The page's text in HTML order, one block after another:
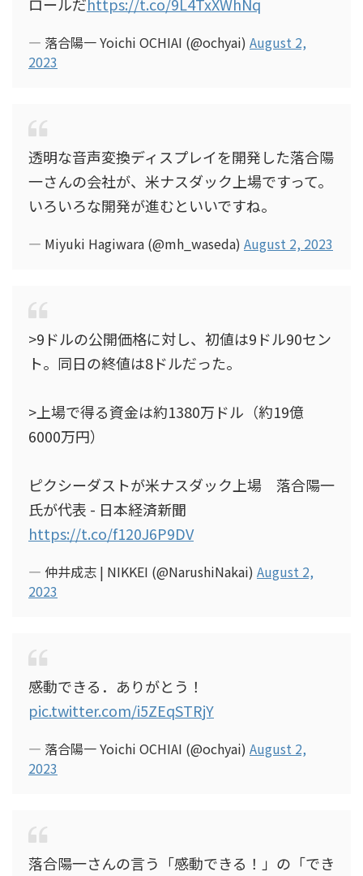
— 落合陽一 Yoichi OCHIAI (@ochyai) August 2,
2023
透明な音声変換ディスプレイを開発した落合陽
一さんの会社が、米ナスダック上場ですって。
いろいろな開発が進むといいですね。
— Miyuki Hagiwara (@mh_waseda) August 2, 2023
>9ドルの公開価格に対し、初値は9ドル90セン
ト。同日の終値は8ドルだった。
>上場で得る資金は約1380万ドル（約19億
6000万円）
ピクシーダストが米ナスダック上場 落合陽一
氏が代表 - 日本経済新聞
https://t.co/f120J6P9DV
— 仲井成志 | NIKKEI (@NarushiNakai) August 2,
2023
感動できる．ありがとう！
pic.twitter.com/i5ZEqSTRjY
— 落合陽一 Yoichi OCHIAI (@ochyai) August 2,
2023
落合陽一さんの言う「感動できる！」の「でき